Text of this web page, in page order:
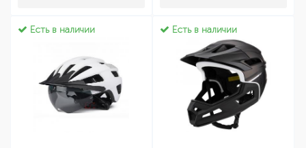
Есть в наличии Есть в наличии